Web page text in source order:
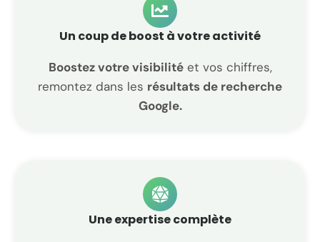
Un coup de boost à votre activité
Boostez votre visibilitéet vos chiffres,
remontez dans les résultats de recherche
Google.
Une expertise complète